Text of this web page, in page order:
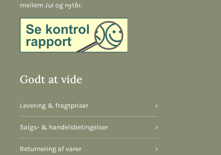
mellem Jul og nytår.
Godt at vide
Levering & fragtpriser ›
Salgs- & handelsbetingelser ›
Returnering af varer ›